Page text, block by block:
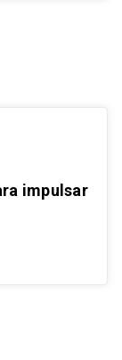
impulsar